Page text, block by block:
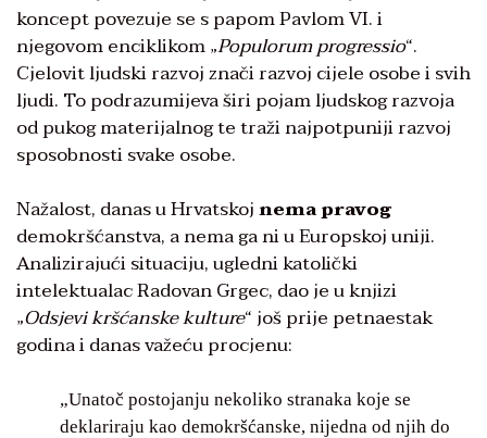
koncept povezuje se s papom Pavlom VI. i
njegovom enciklikom „Populorum progressio“.
Cjelovit ljudski razvoj znači razvoj cijele osobe i svih
ljudi. To podrazumijeva širi pojam ljudskog razvoja
od pukog materijalnog te traži najpotpuniji razvoj
sposobnosti svake osobe.
Nažalost, danas u Hrvatskojnema pravog
demokršćanstva, a nema ga ni u Europskoj uniji.
Analizirajući situaciju, ugledni katolički
intelektualac Radovan Grgec, dao je u knjizi
„Odsjevi kršćanske kulture“ još prije petnaestak
godina i danas važeću procjenu:
„Unatoč postojanju nekoliko stranaka koje se
deklariraju kao demokršćanske, nijedna od njih do